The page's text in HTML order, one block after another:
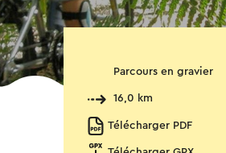
Parcours en gravier
16,0 km
Télécharger PDF